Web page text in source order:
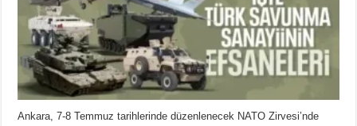
Ankara, 7-8 Temmuz tarihlerinde düzenlenecek NATO Zirvesi’nde